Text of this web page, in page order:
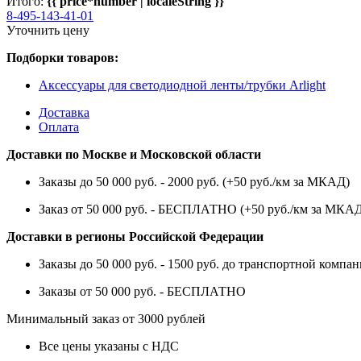
8-495-143-41-01
Уточнить цену
Подборки товаров:
Аксессуары для светодиодной ленты/трубки Arlight
Доставка
Оплата
Доставки по Москве и Московской области
Заказы до 50 000 руб. - 2000 руб. (+50 руб./км за МКАД)
Заказ от 50 000 руб. - БЕСПЛАТНО (+50 руб./км за
Доставки в регионы Российской Федерации
Заказы до 50 000 руб. - 1500 руб. до транспортной
Заказы от 50 000 руб. - БЕСПЛАТНО
Минимальный заказ от 3000 рублей
Все цены указаны с НДС